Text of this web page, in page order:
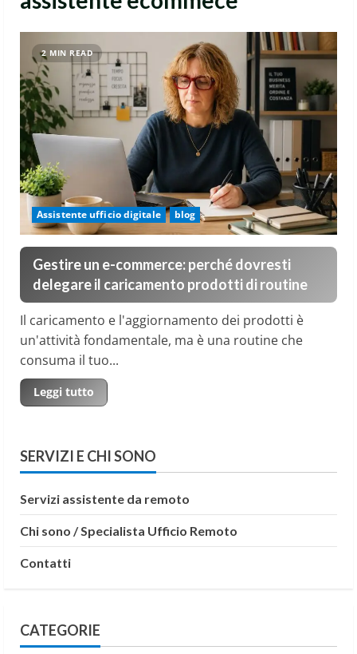
2 MIN READ
Assistente ufficio digitale blog
Gestire un e-commerce: perché dovresti
delegare il caricamento prodotti di routine
Il caricamento e l'aggiornamento dei prodotti è
un'attività fondamentale, ma è una routine che
consuma il tuo...
Leggi tutto
more
e-
commerce:
perché
delegare
il
caricamento
prodotti
di
routine
SERVIZI E CHI SONO
Servizi assistente da remoto
Chi sono / Specialista Ufficio Remoto
Contatti
CATEGORIE